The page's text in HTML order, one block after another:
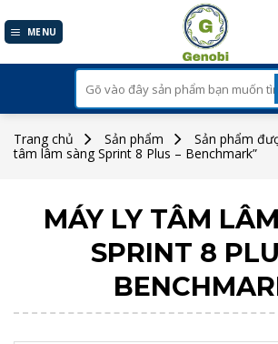
to
MENU
kiếm:
Trang chủ Sản phẩm
Sản phẩm
tâm lâm sàng Sprint 8 Plus – Benchmark”
MÁY LY TÂM
SPRINT 8